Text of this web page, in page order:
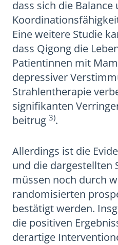
dass sich die Balance
Eine weitere Studie
dass Qigong die
Patientinnen mit
depressiver
Strahlentherapie
signifikanten
beitrug 3).
Allerdings ist die
und die dargestellten
müssen noch durch
randomisierten
bestätigt werden.
die positiven
derartige